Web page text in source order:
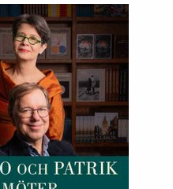
Hör gärna av dig